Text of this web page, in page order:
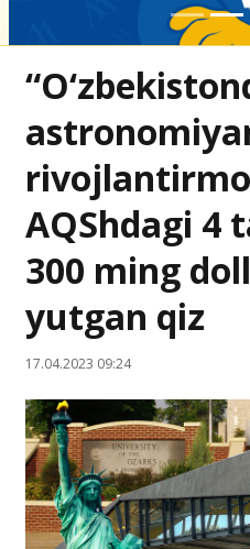
AQShdagi 4
300 ming
yutgan qiz
17.04.2023 09:24